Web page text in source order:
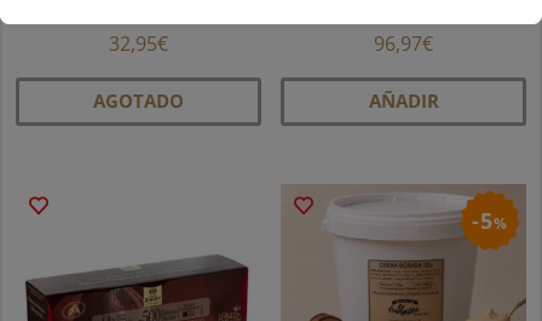
32,95€
AGOTADO
96,97€
AÑADIR
5%